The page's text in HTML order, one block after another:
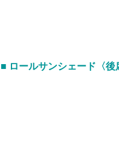
■ ロールサンシェード〈後